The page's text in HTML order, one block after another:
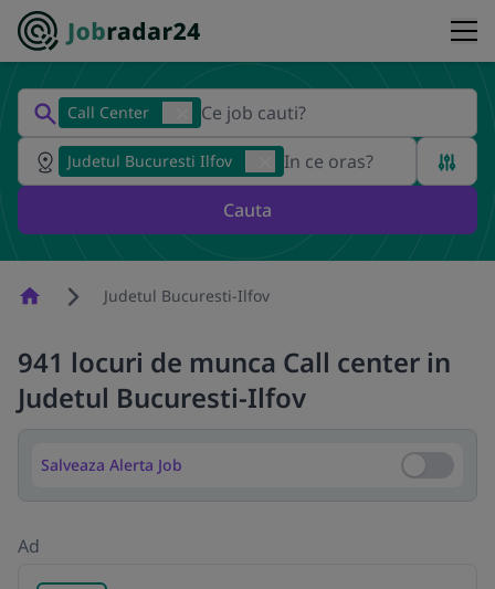
Call Center
Judetul Bucuresti Ilfov
Cauta
HomepageJudetul Bucuresti-Ilfov
941 locuri de munca Call center in
Judetul Bucuresti-Ilfov
Salveaza Alerta Job Salveaza
Ad